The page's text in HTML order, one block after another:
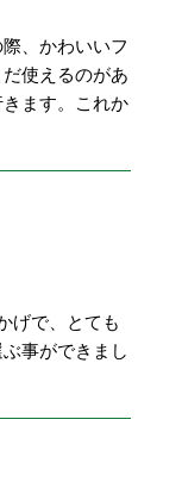
、かわいいフ
使えるのがあ
ます。これか
げで、とても
事ができまし